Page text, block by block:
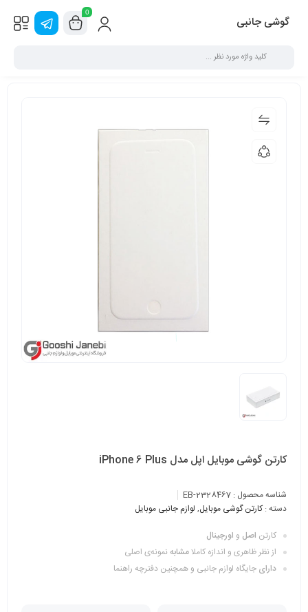
گوشی جانبی
0
کارتن گوشی موبایل اپل مدل iPhone 6 Plus
شناسه محصول : EB-2328467
دسته :کارتن گوشی موبایل, لوازم جانبی موبایل
کارتن اصل و اورجینال
از نظر ظاهری و اندازه کاملامشابه نمونه‌ی اصلی
دارای جایگاه لوازم جانبی و همچنین دفترچه راهنما